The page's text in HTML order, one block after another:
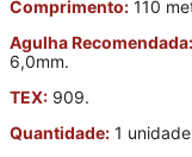
Comprimento: 110
Agulha Recomendada:
6,0mm.
TEX: 909.
Quantidade: 1